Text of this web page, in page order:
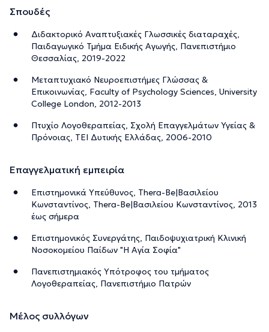
Σπουδές
Διδακτορικό Αναπτυξιακές Γλωσσικές διαταραχές,
Παιδαγωγικό Τμήμα Ειδικής Αγωγής, Πανεπιστήμιο
Θεσσαλίας, 2019-2022
Μεταπτυχιακό Νευροεπιστήμες Γλώσσας &
Επικοινωνίας, Faculty of Psychology Sciences, University
College London, 2012-2013
Πτυχίο Λογοθεραπείας, Σχολή Επαγγελμάτων Υγείας &
Πρόνοιας, ΤΕΙ Δυτικής Ελλάδας, 2006-2010
Επαγγελματική εμπειρία
Επιστημονικά Υπεύθυνος, Thera-Be|Βασιλείου
Κωνσταντίνος, Thera-Be|Βασιλείου Κωνσταντίνος, 2013
έως σήμερα
Επιστημονικός Συνεργάτης, Παιδοψυχιατρική Κλινική
Νοσοκομείου Παίδων "Η Αγία Σοφία"
Πανεπιστημιακός Υπότροφος του τμήματος
Λογοθεραπείας, Πανεπιστήμιο Πατρών
Μέλος συλλόγων